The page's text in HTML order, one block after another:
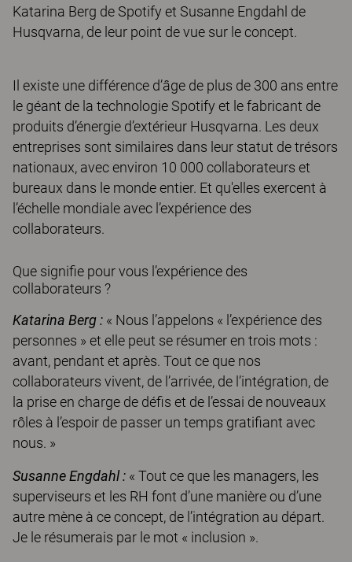
Katarina Berg de Spotify et Susanne Engdahl de
Husqvarna, de leur point de vue sur le concept.
Il existe une différence d’âge de plus de 300 ans entre
le géant de la technologie Spotify et le fabricant de
produits d’énergie d’extérieur Husqvarna. Les deux
entreprises sont similaires dans leur statut de trésors
nationaux, avec environ 10 000 collaborateurs et
bureaux dans le monde entier. Et qu'elles exercent à
l’échelle mondiale avec l’expérience des
collaborateurs.
Que signifie pour vous l’expérience des
collaborateurs ?
Katarina Berg : « Nous l’appelons « l’expérience des
personnes » et elle peut se résumer en trois mots :
avant, pendant et après. Tout ce que nos
collaborateurs vivent, de l’arrivée, de l’intégration, de
la prise en charge de défis et de l’essai de nouveaux
rôles à l’espoir de passer un temps gratifiant avec
nous. »
Susanne Engdahl : « Tout ce que les managers, les
superviseurs et les RH font d’une manière ou d’une
autre mène à ce concept, de l’intégration au départ.
Je le résumerais par le mot « inclusion ».